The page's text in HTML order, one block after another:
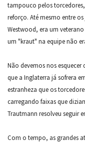
tampouco pelos
reforço. Até mesmo entre
Westwood, era um
um "kraut" na equipe não
Não devemos nos
que a Inglaterra já sofrera
estranheza que os
carregando faixas que
Trautmann resolveu seguir
Com o tempo, as grandes